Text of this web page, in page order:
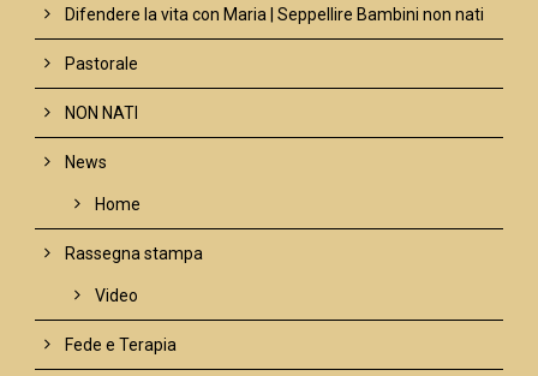
Difendere la vita con Maria | Seppellire Bambini non nati
Pastorale
NON NATI
News
Home
Rassegna stampa
Video
Fede e Terapia